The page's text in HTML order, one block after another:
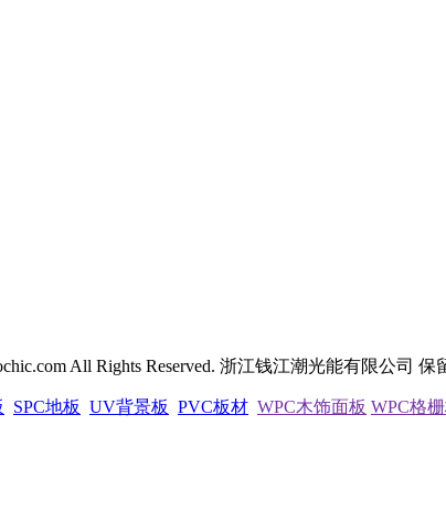
All Rights Reserved. 浙江钱江潮光能有限公司 保
SPC地板 UV背景板 PVC板材 WPC木饰面板 WPC格